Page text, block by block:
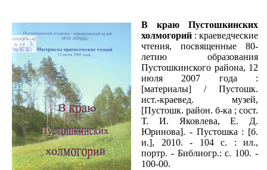
В краю Пустошкинских
холмогорий : краеведческие
чтения, посвященные 80-
летию образования
Пустошкинского района, 12
июля 2007 года :
[материалы] / Пустошк.
ист.-краевед. музей,
[Пустошк. район. б-ка ; сост.
Т. И. Яковлева, Е. Д.
Юринова]. - Пустошка : [б.
и.], 2010. - 104 с. : ил.,
портр. - Библиогр.: с. 100. -
100-00.